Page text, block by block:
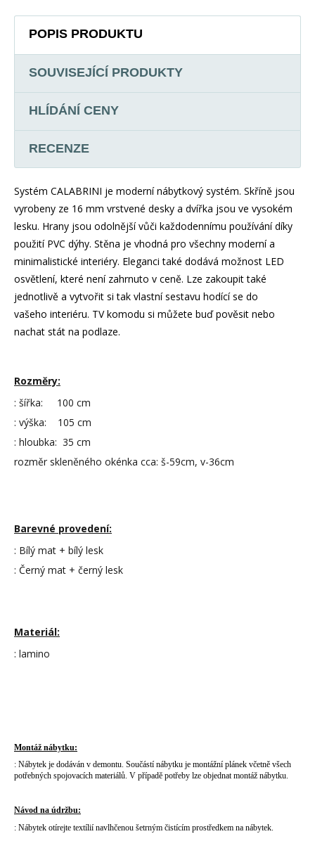
POPIS PRODUKTU
SOUVISEJÍCÍ PRODUKTY
HLÍDÁNÍ CENY
RECENZE
Systém CALABRINI je moderní nábytkový systém. Skříně jsou
vyrobeny ze 16 mm vrstvené desky a dvířka jsou ve vysokém
lesku. Hrany jsou odolnější vůči každodennímu používání díky
použití PVC dýhy. Stěna je vhodná pro všechny moderní a
minimalistické interiéry. Eleganci také dodává možnost LED
osvětlení, které není zahrnuto v ceně. Lze zakoupit také
jednotlivě a vytvořit si tak vlastní sestavu hodící se do
vašeho interiéru. TV komodu si můžete buď pověsit nebo
nachat stát na podlaze.
Rozměry:
: šířka: 100 cm
: výška: 105 cm
: hloubka: 35 cm
rozměr skleněného okénka cca: š-59cm, v-36cm
Barevné provedení:
: Bílý mat + bílý lesk
: Černý mat + černý lesk
Materiál:
: lamino
Montáž nábytku:
: Nábytek je dodáván v demontu. Součástí nábytku je montážní plánek včetně všech
potřebných spojovacích materiálů. V případě potřeby lze objednat montáž nábytku.
Návod na údržbu:
: Nábytek otírejte textílií navlhčenou šetrným čistícím prostředkem na nábytek.